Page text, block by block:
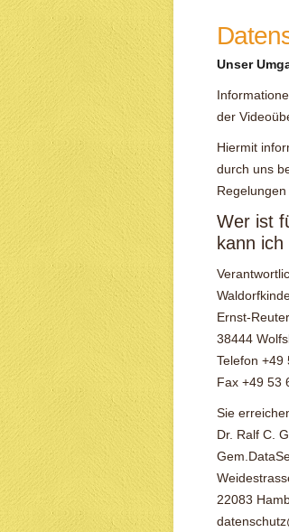
Unser
der
Hiermit
durch uns
Wer ist
kann
Ernst-
38444
Telefon +49
Fax +49 53
Sie
Dr. Ralf C.
22083